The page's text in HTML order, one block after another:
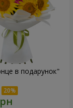
в подарунок"